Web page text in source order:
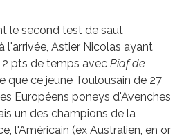
le second test de saut
l'arrivée, Astier Nicolas ayant
pts de temps avec Piaf de
que ce jeune Toulousain de 27
Européens poneys d'Avenches
un des champions de la
l'Américain (ex Australien, en or